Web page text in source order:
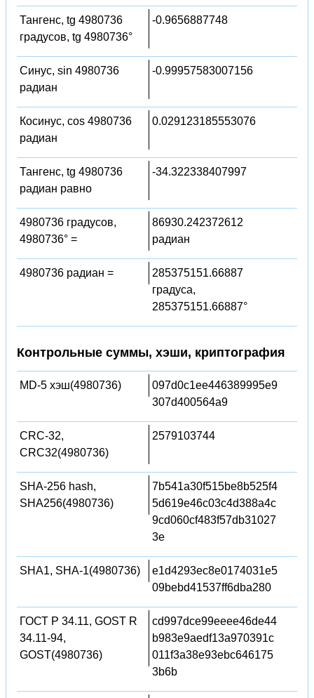
Тангенс, tg 4980736
градусов, tg 4980736°
-0.9656887748
Синус, sin 4980736
радиан
-0.99957583007156
Косинус, cos 4980736
радиан
0.029123185553076
Тангенс, tg 4980736
радиан равно
-34.322338407997
4980736 градусов,
4980736° =
86930.242372612
радиан
4980736 радиан =
285375151.66887
градуса,
285375151.66887°
Контрольные суммы, хэши, криптография
MD-5 хэш(4980736)
097d0c1ee446389995e9
307d400564a9
CRC-32,
CRC32(4980736)
2579103744
SHA-256 hash,
SHA256(4980736)
7b541a30f515be8b525f4
5d619e46c03c4d388a4c
9cd060cf483f57db31027
3e
SHA1, SHA-1(4980736)
e1d4293ec8e0174031e5
09bebd41537ff6dba280
ГОСТ Р 34.11, GOST R
34.11-94,
GOST(4980736)
cd997dce99eeee46de44
b983e9aedf13a970391c
011f3a38e93ebc646175
3b6b